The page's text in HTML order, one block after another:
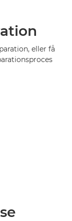
eller få